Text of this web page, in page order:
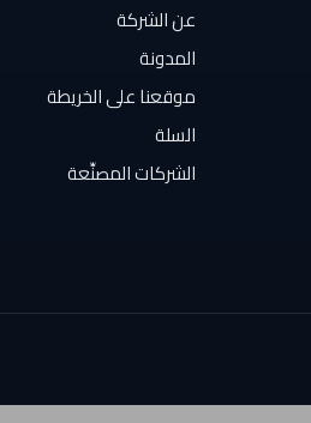
عن الشركة
المدونة
موقعنا على الخريطة
السلة
الشركات المصنِّعة